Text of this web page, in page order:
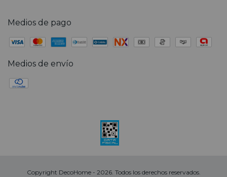
Medios de pago
Medios de envío
Copyright DecoHome - 2026. Todos los derechos reservados.